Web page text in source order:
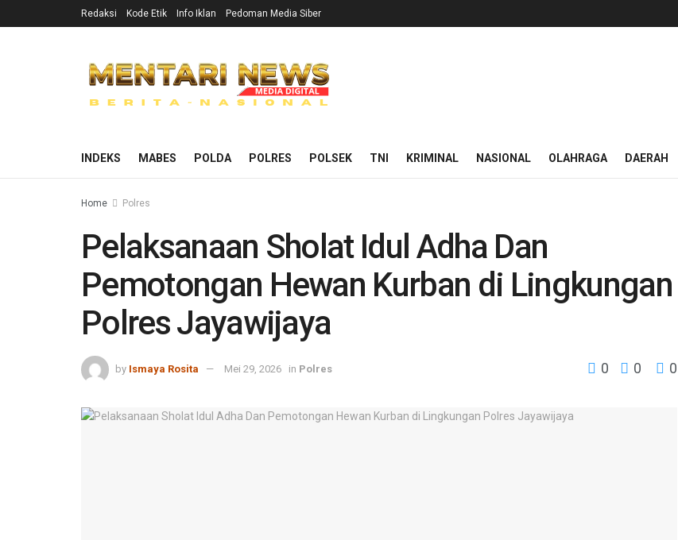
Redaksi Kode Etik Info Iklan Pedoman Media Siber
INDEKS MABES POLDA POLRES POLSEK TNI KRIMINAL NASIONAL OLAHRAGA DAERAH
Home Polres
Pelaksanaan Sholat Idul Adha Dan
Pemotongan Hewan Kurban di Lingkungan
Polres Jayawijaya
by Ismaya Rosita Mei 29, 2026 in Polres 0 0 0